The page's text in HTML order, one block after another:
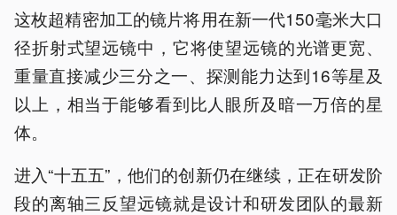
这枚超精密加工的镜片将用在新一代150毫米大口
径折射式望远镜中，它将使望远镜的光谱更宽、
重量直接减少三分之一、探测能力达到16等星及
以上，相当于能够看到比人眼所及暗一万倍的星
体。
进入“十五五”，他们的创新仍在继续，正在研发阶
段的离轴三反望远镜就是设计和研发团队的最新